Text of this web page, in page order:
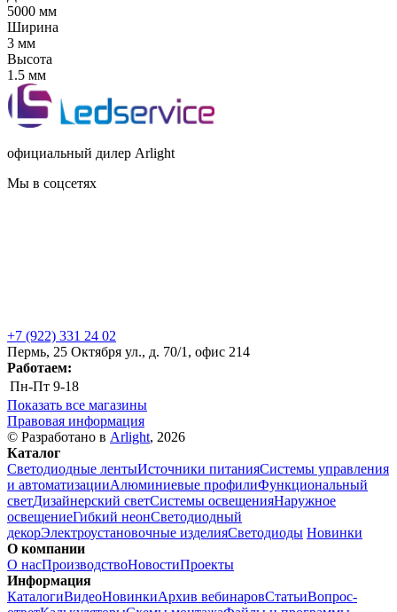
5000 мм
Ширина
3 мм
Высота
1.5 мм
официальный дилер Arlight
Мы в соцсетях
+7 (922) 331 24 02
Пермь, 25 Октября ул., д. 70/1, офис 214
Работаем:
Пн-Пт 9-18
Показать все магазины
Правовая информация
© Разработано в Arlight, 2026
Каталог
Светодиодные лентыИсточники питанияСистемы управления
и автоматизацииАлюминиевые профилиФункциональный
светДизайнерский светСистемы освещенияНаружное
освещениеГибкий неонСветодиодный
декорЭлектроустановочные изделияСветодиоды Новинки
О компании
О насПроизводствоНовостиПроекты
Информация
КаталогиВидеоНовинкиАрхив вебинаровСтатьиВопрос-